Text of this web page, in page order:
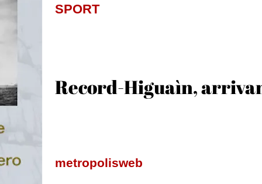
SPORT
Record-Higuaìn,
metropolisweb